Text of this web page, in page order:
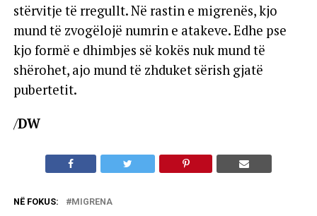
stërvitje të rregullt. Në rastin e migrenës, kjo
mund të zvogëlojë numrin e atakeve. Edhe pse
kjo formë e dhimbjes së kokës nuk mund të
shërohet, ajo mund të zhduket sërish gjatë
pubertetit.
/DW
NË FOKUS: MIGRENA